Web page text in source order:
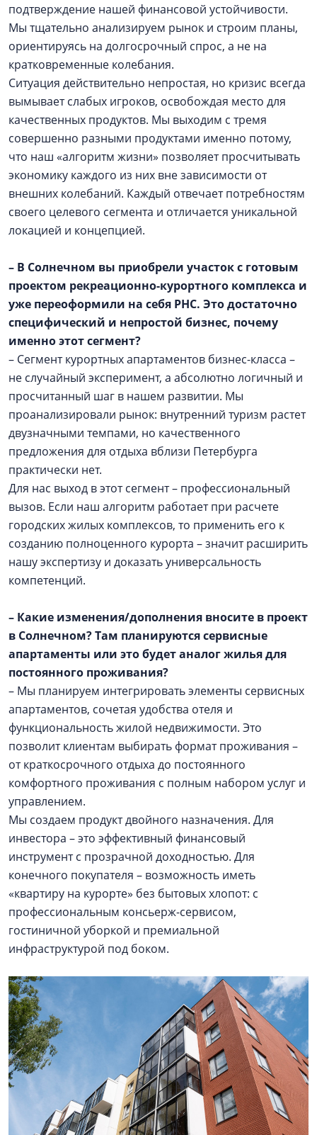
подтверждение нашей финансовой устойчивости.
Мы тщательно анализируем рынок и строим планы,
ориентируясь на долгосрочный спрос, а не на
кратковременные колебания.
Ситуация действительно непростая, но кризис всегда
вымывает слабых игроков, освобождая место для
качественных продуктов. Мы выходим с тремя
совершенно разными продуктами именно потому,
что наш «алгоритм жизни» позволяет просчитывать
экономику каждого из них вне зависимости от
внешних колебаний. Каждый отвечает потребностям
своего целевого сегмента и отличается уникальной
локацией и концепцией.
– В Солнечном вы приобрели участок с готовым
проектом рекреационно-курортного комплекса и
уже переоформили на себя РНС. Это достаточно
специфический и непростой бизнес, почему
именно этот сегмент?
– Сегмент курортных апартаментов бизнес-класса –
не случайный эксперимент, а абсолютно логичный и
просчитанный шаг в нашем развитии. Мы
проанализировали рынок: внутренний туризм растет
двузначными темпами, но качественного
предложения для отдыха вблизи Петербурга
практически нет.
Для нас выход в этот сегмент – профессиональный
вызов. Если наш алгоритм работает при расчете
городских жилых комплексов, то применить его к
созданию полноценного курорта – значит расширить
нашу экспертизу и доказать универсальность
компетенций.
– Какие изменения/дополнения вносите в проект
в Солнечном? Там планируются сервисные
апартаменты или это будет аналог жилья для
постоянного проживания?
– Мы планируем интегрировать элементы сервисных
апартаментов, сочетая удобства отеля и
функциональность жилой недвижимости. Это
позволит клиентам выбирать формат проживания –
от краткосрочного отдыха до постоянного
комфортного проживания с полным набором услуг и
управлением.
Мы создаем продукт двойного назначения. Для
инвестора – это эффективный финансовый
инструмент с прозрачной доходностью. Для
конечного покупателя – возможность иметь
«квартиру на курорте» без бытовых хлопот: с
профессиональным консьерж-сервисом,
гостиничной уборкой и премиальной
инфраструктурой под боком.